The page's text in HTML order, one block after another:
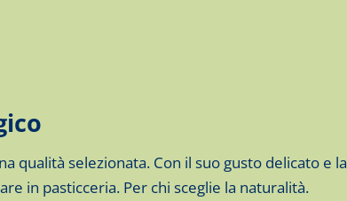
qualità selezionata. Con il suo gusto delicato e la
in pasticceria. Per chi sceglie la naturalità.